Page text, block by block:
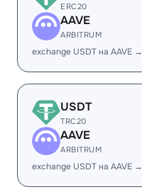
ERC20
AAVE
ARBITRUM
exchange USDT на AAVE →
USDT
TRC20
AAVE
ARBITRUM
exchange USDT на AAVE →